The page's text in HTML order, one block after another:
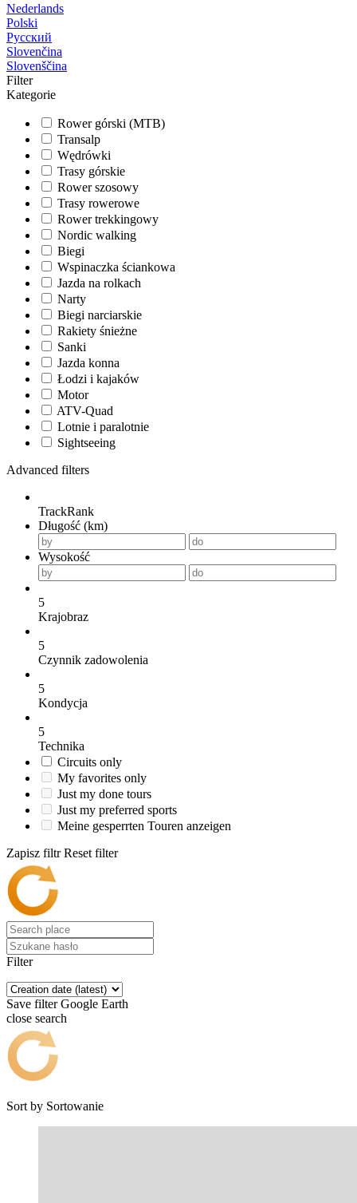
Nederlands
Polski
Русский
Slovenčina
Slovenščina
Filter
Kategorie
Rower górski (MTB)
Transalp
Wędrówki
Trasy górskie
Rower szosowy
Trasy rowerowe
Rower trekkingowy
Nordic walking
Biegi
Wspinaczka ściankowa
Jazda na rolkach
Narty
Biegi narciarskie
Rakiety śnieżne
Sanki
Jazda konna
Łodzi i kajaków
Motor
ATV-Quad
Lotnie i paralotnie
Sightseeing
Advanced filters
TrackRank
Długość (km)
Wysokość
5
Krajobraz
5
Czynnik zadowolenia
5
Kondycja
5
Technika
Circuits only
My favorites only
Just my done tours
Just my preferred sports
Meine gesperrten Touren anzeigen
Zapisz filtr Reset filter
Filter
Save filter Google Earth
close search
Sort by Sortowanie